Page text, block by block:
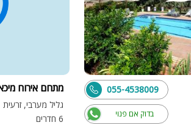
בדוק אם פנוי
055-4538009 מתחם אירוח
גליל מערבי, זרעית
6 חדרים